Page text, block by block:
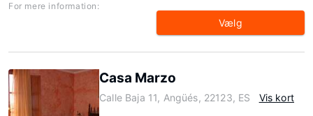
For mere information:
Vælg
Casa Marzo
Calle Baja 11, Angüés, 22123, ES Vis kort